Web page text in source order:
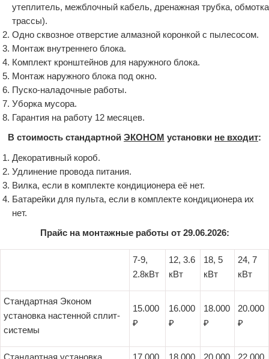
утеплитель, межблочный кабель, дренажная трубка, обмотка
трассы).
Одно сквозное отверстие алмазной коронкой с пылесосом.
Монтаж внутреннего блока.
Комплект кронштейнов для наружного блока.
Монтаж наружного блока под окно.
Пуско-наладочные работы.
Уборка мусора.
Гарантия на работу 12 месяцев.
В стоимость стандартной ЭКОНОМ установки не входит:
Декоративный короб.
Удлинение провода питания.
Вилка, если в комплекте кондиционера её нет.
Батарейки для пульта, если в комплекте кондиционера их
нет.
Прайс на монтажные работы от 29.06.2026:
7-9,
2.8кВт
12, 3.6
кВт
18, 5
кВт
24, 7
кВт
Стандартная Эконом
установка настенной сплит-
системы
15.000
₽
16.000
₽
18.000
₽
20.000
₽